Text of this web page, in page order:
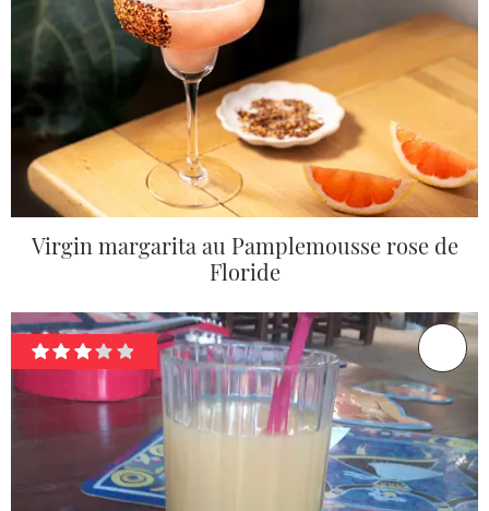
Virgin margarita au Pamplemousse rose de
Floride